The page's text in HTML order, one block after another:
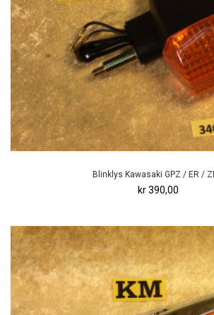
Blinklys Kawasaki GPZ / ER /
kr 390,00